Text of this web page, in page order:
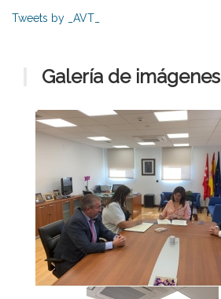
Tweets by _AVT_
Galería de imágenes